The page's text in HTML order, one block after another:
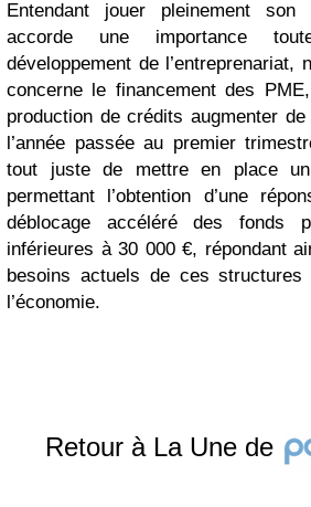
Entendant jouer pleinement
accorde une importance
développement de l’entreprenariat,
concerne le financement des
production de crédits augmenter
l’année passée au premier
tout juste de mettre en place un
permettant l’obtention d’une
déblocage accéléré des fonds
inférieures à 30 000 €, répondant
besoins actuels de ces
l’économie.
Retour à La Une de